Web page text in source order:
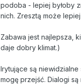
podoba - lepiej byłoby
nich. Zresztą może
Zabawa jest najlepsza,
daje dobry klimat.)
Irytujące są
mogę przejść. Dialogi